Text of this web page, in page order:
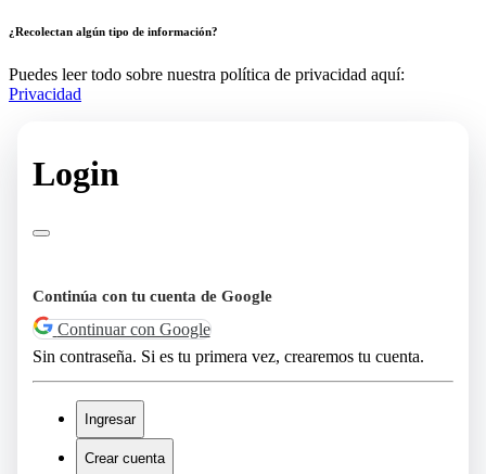
¿Recolectan algún tipo de información?
Puedes leer todo sobre nuestra política de privacidad aquí:
Privacidad
Login
Continúa con tu cuenta de Google
Continuar con Google
Sin contraseña. Si es tu primera vez, crearemos tu cuenta.
Ingresar
Crear cuenta